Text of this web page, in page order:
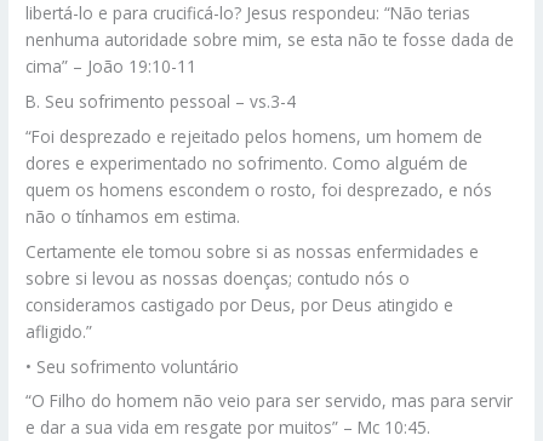
libertá-lo e para crucificá-lo? Jesus respondeu: “Não terias
nenhuma autoridade sobre mim, se esta não te fosse dada de
cima” – João 19:10-11
B. Seu sofrimento pessoal – vs.3-4
“Foi desprezado e rejeitado pelos homens, um homem de
dores e experimentado no sofrimento. Como alguém de
quem os homens escondem o rosto, foi desprezado, e nós
não o tínhamos em estima.
Certamente ele tomou sobre si as nossas enfermidades e
sobre si levou as nossas doenças; contudo nós o
consideramos castigado por Deus, por Deus atingido e
afligido.”
• Seu sofrimento voluntário
“O Filho do homem não veio para ser servido, mas para servir
e dar a sua vida em resgate por muitos” – Mc 10:45.